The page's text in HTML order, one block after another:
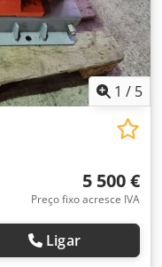
1 / 5
5 500 €
Preço fixo acresce IVA
Ligar